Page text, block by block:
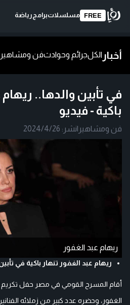
FREE مسلسلاتبرامج رياضة
أخبار الكلجرائم وحوادثفن ومشاهير
في تأبين والدها.. ريهام
باكية - فيديو
فن ومشاهير |نشر: 2024/4/26
ريهام عبد الغفور
ريهام عبد الغفور تنهار باكية في
أقام المسرح القومي في مصر حفل تكريم
الغفور، وحضره عدد كبير من زملائه